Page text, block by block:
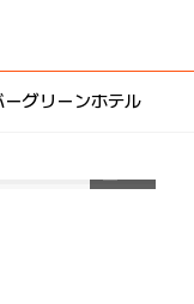
ーグリーンホテル